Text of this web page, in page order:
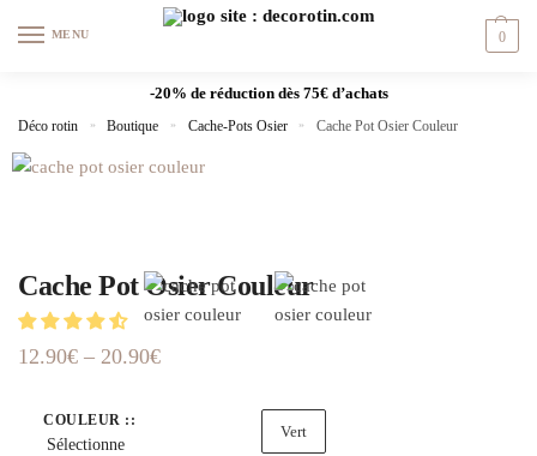
MENU 0
-20% de réduction dès 75€ d’achats
Déco rotin » Boutique » Cache-Pots Osier » Cache Pot Osier Couleur
Cache Pot Osier Couleur
12.90€ – 20.90€
COULEUR : :
Sélectionne
Vert